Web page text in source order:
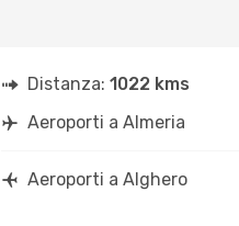
Distanza: 1022 kms
Aeroporti a Almeria
Aeroporti a Alghero